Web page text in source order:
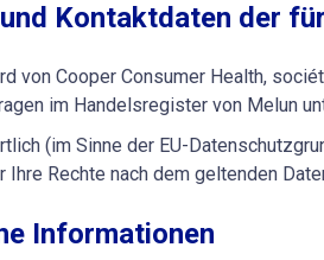
Kontaktdaten der
von Cooper Consumer Health,
im Handelsregister von Melun
(im Sinne der EU-
Ihre Rechte nach dem geltenden
Informationen